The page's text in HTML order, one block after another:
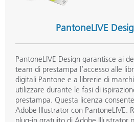
PantoneLIVE
PantoneLIVE Design garantisce ai
team di prestampa l’accesso alle
digitali Pantone e a librerie di
utilizzare durante le fasi di
prestampa. Questa licenza
Adobe Illustrator con PantoneLIVE.
plug-in gratuito di Adobe Illustrator